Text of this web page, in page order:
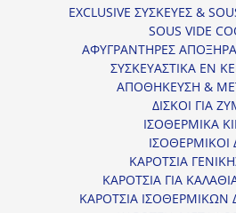
EXCLUSIVE ΣΥΣΚΕΥΕΣ &
SOUS VIDE
ΑΦΥΓΡΑΝΤΗΡΕΣ
ΣΥΣΚΕΥΑΣΤΙΚΑ ΕΝ
ΑΠΟΘΗΚΕΥΣΗ &
ΔΙΣΚΟΙ ΓΙΑ
ΙΣΟΘΕΡΜΙΚΑ
ΙΣΟΘΕΡΜΙΚΟΙ
ΚΑΡΟΤΣΙΑ
ΚΑΡΟΤΣΙΑ ΓΙΑ
ΚΑΡΟΤΣΙΑ ΙΣΟΘΕΡΜΙΚΩΝ